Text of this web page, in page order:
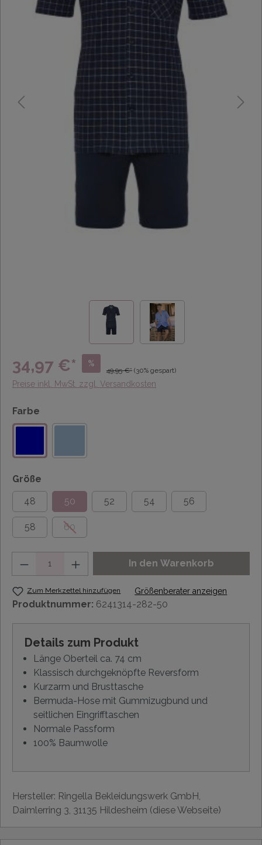
34,97 €* %
49,95 €* (30% gespart)
Preise inkl. MwSt. zzgl. Versandkosten
Farbe
Größe
48
50 52 54 56
58 60
In den Warenkorb
Zum Merkzettel hinzufügen Größenberater anzeigen
Produktnummer: 6241314-282-50
Details zum Produkt
Länge Oberteil ca. 74 cm
Klassisch durchgeknöpfte Reversform
Kurzarm und Brusttasche
Bermuda-Hose mit Gummizugbund und
seitlichen Eingrifftaschen
Normale Passform
100% Baumwolle
Hersteller: Ringella Bekleidungswerk GmbH,
Daimlerring 3, 31135 Hildesheim (diese Webseite)